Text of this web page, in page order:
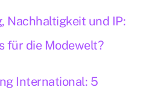
Nachhaltigkeit und IP:
für die Modewelt?
International: 5